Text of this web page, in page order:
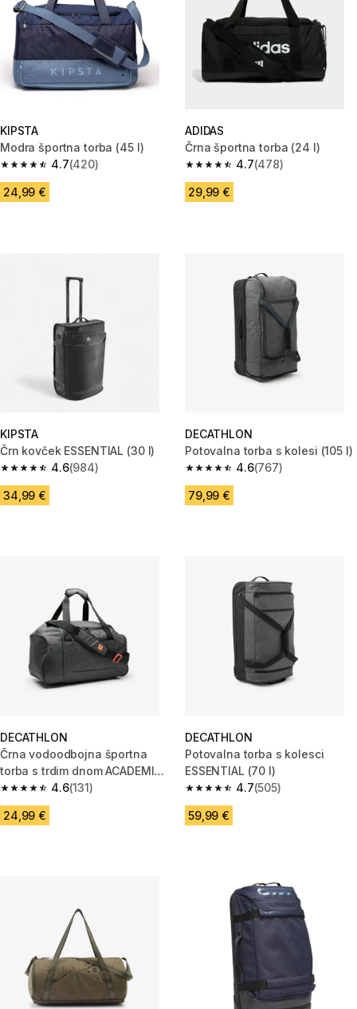
KIPSTA
Modra športna torba (45 l)
4.7
4.7 od 5 zvezdic from 420 ocene
(420)
24,99 €
ADIDAS
Črna športna torba (24 l)
4.7
4.7 od 5 zvezdic from 478
(478)
29,99 €
KIPSTA
Črn kovček ESSENTIAL (30 l)
4.6
4.6 od 5 zvezdic from 984 ocene
(984)
34,99 €
DECATHLON
Potovalna torba s kolesi (105 l)
4.6
4.6 od 5 zvezdic from 767
(767)
79,99 €
DECATHLON
Črna vodoodbojna športna
torba s trdim dnom ACADEMIC
(35 l)
4.6
4.6 od 5 zvezdic from 131 ocene
(131)
24,99 €
DECATHLON
Potovalna torba s kolesci
ESSENTIAL (70 l)
4.7
4.7 od 5 zvezdic from 505
(505)
59,99 €